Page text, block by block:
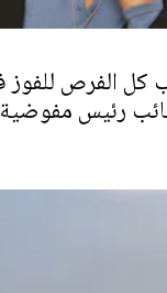
كل الفرص
رئيس مفوضية